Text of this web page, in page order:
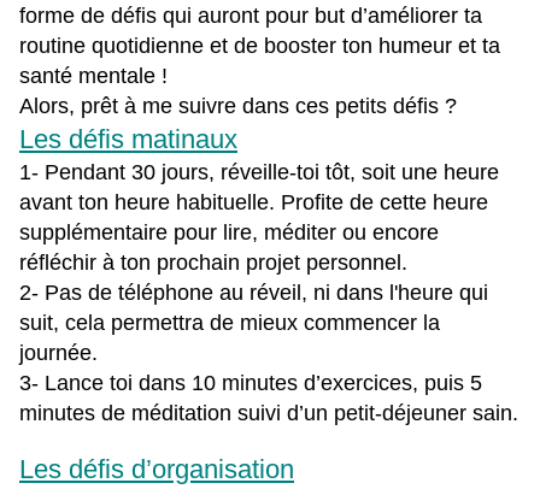
forme de défis qui auront pour but d’améliorer ta
routine quotidienne et de booster ton humeur et ta
santé mentale !
Alors, prêt à me suivre dans ces petits défis ?
Les défis matinaux
1- Pendant 30 jours, réveille-toi tôt, soit une heure
avant ton heure habituelle. Profite de cette heure
supplémentaire pour lire, méditer ou encore
réfléchir à ton prochain projet personnel.
2- Pas de téléphone au réveil, ni dans l'heure qui
suit, cela permettra de mieux commencer la
journée.
3- Lance toi dans 10 minutes d’exercices, puis 5
minutes de méditation suivi d’un petit-déjeuner sain.
Les défis d’organisation